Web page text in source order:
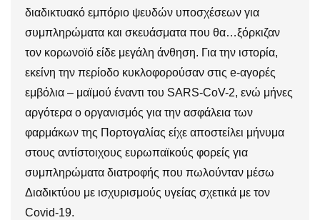
διαδικτυακό εμπόριο ψευδών υποσχέσεων για
συμπληρώματα και σκευάσματα που θα…ξόρκιζαν
τον κορωνοϊό είδε μεγάλη άνθηση. Για την ιστορία,
εκείνη την περίοδο κυκλοφορούσαν στις e-αγορές
εμβόλια – μαϊμού έναντι του SARS-CoV-2, ενώ μήνες
αργότερα ο οργανισμός για την ασφάλεια των
φαρμάκων της Πορτογαλίας είχε αποστείλει μήνυμα
στους αντίστοιχους ευρωπαϊκούς φορείς για
συμπληρώματα διατροφής που πωλούνταν μέσω
Διαδικτύου με ισχυρισμούς υγείας σχετικά με τoν
Covid-19.